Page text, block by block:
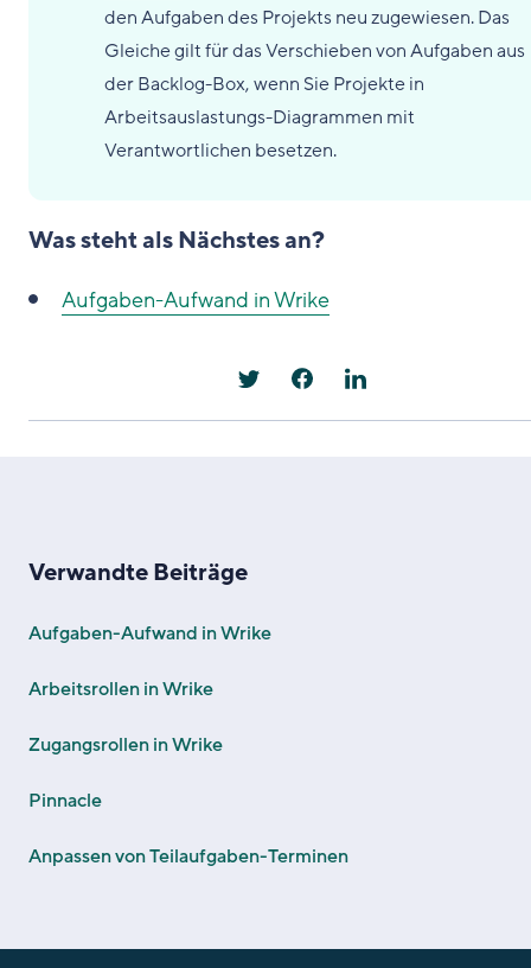
den Aufgaben des Projekts neu zugewiesen. Das
Gleiche gilt für das Verschieben von Aufgaben aus
der Backlog-Box, wenn Sie Projekte in
Arbeitsauslastungs-Diagrammen mit
Verantwortlichen besetzen.
Was steht als Nächstes an?
Aufgaben-Aufwand in Wrike
Verwandte Beiträge
Aufgaben-Aufwand in Wrike
Arbeitsrollen in Wrike
Zugangsrollen in Wrike
Pinnacle
Anpassen von Teilaufgaben-Terminen